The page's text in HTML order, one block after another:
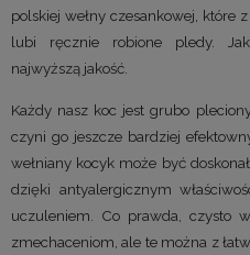
polskiej wełny czesankowej, które
lubi ręcznie robione pledy.
najwyższą jakość.
Każdy nasz koc jest grubo
czyni go jeszcze bardziej
wełniany kocyk może być
dzięki antyalergicznym
uczuleniem. Co prawda, czysto
zmechaceniom, ale te można z